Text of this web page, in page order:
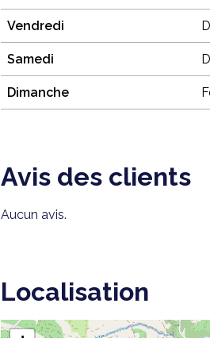
Vendredi
Samedi
Dimanche
Avis des clients
Aucun avis.
Localisation